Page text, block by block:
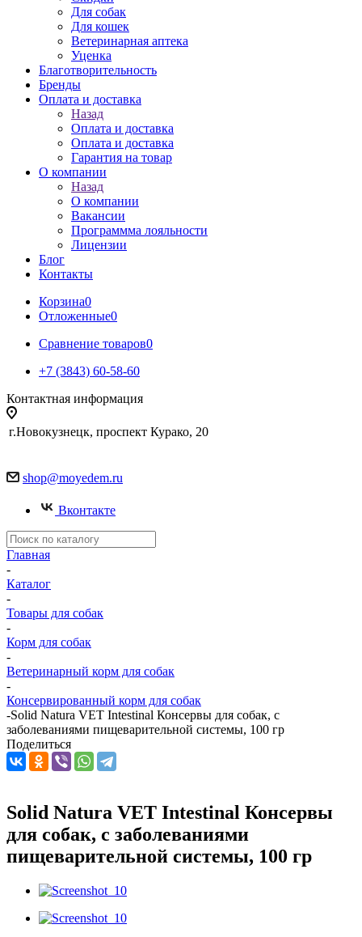
Для собак
Для кошек
Ветеринарная аптека
Уценка
Благотворительность
Бренды
Оплата и доставка
Назад
Оплата и доставка
Оплата и доставка
Гарантия на товар
О компании
Назад
О компании
Вакансии
Программма лояльности
Лицензии
Блог
Контакты
Корзина0
Отложенные0
Сравнение товаров0
+7 (3843) 60-58-60
Контактная информация
г.Новокузнецк, проспект Курако, 20
shop@moyedem.ru
Вконтакте
Главная
-
Каталог
-
Товары для собак
-
Корм для собак
-
Ветеринарный корм для собак
-
Консервированный корм для собак
-Solid Natura VET Intestinal Консервы для собак, с
заболеваниями пищеварительной системы, 100 гр
Поделиться
Solid Natura VET Intestinal Консервы
для собак, с заболеваниями
пищеварительной системы, 100 гр